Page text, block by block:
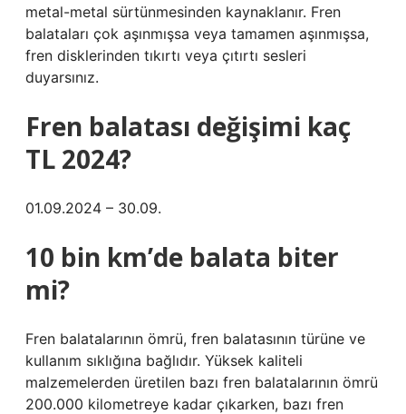
metal-metal sürtünmesinden kaynaklanır. Fren
balataları çok aşınmışsa veya tamamen aşınmışsa,
fren disklerinden tıkırtı veya çıtırtı sesleri
duyarsınız.
Fren balatası değişimi kaç
TL 2024?
01.09.2024 – 30.09.
10 bin km’de balata biter
mi?
Fren balatalarının ömrü, fren balatasının türüne ve
kullanım sıklığına bağlıdır. Yüksek kaliteli
malzemelerden üretilen bazı fren balatalarının ömrü
200.000 kilometreye kadar çıkarken, bazı fren